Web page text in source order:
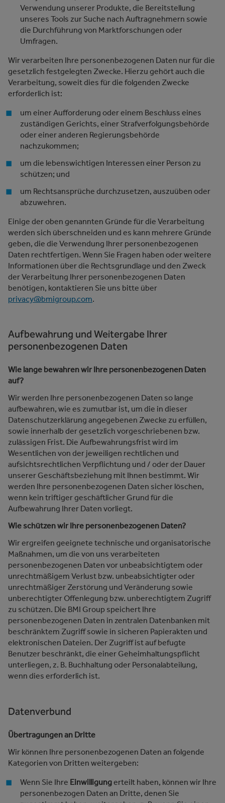
Verwendung unserer Produkte, die Bereitstellung
unseres Tools zur Suche nach Auftragnehmern sowie
die Durchführung von Marktforschungen oder
Umfragen.
Wir verarbeiten Ihre personenbezogenen Daten nur für die
gesetzlich festgelegten Zwecke. Hierzu gehört auch die
Verarbeitung, soweit dies für die folgenden Zwecke
erforderlich ist:
um einer Aufforderung oder einem Beschluss eines
zuständigen Gerichts, einer Strafverfolgungsbehörde
oder einer anderen Regierungsbehörde
nachzukommen;
um die lebenswichtigen Interessen einer Person zu
schützen; und
um Rechtsansprüche durchzusetzen, auszuüben oder
abzuwehren.
Einige der oben genannten Gründe für die Verarbeitung
werden sich überschneiden und es kann mehrere Gründe
geben, die die Verwendung Ihrer personenbezogenen
Daten rechtfertigen. Wenn Sie Fragen haben oder weitere
Informationen über die Rechtsgrundlage und den Zweck
der Verarbeitung Ihrer personenbezogenen Daten
benötigen, kontaktieren Sie uns bitte über
privacy@bmigroup.com.
Aufbewahrung und Weitergabe Ihrer
personenbezogenen Daten
Wie lange bewahren wir Ihre personenbezogenen Daten
auf?
Wir werden Ihre personenbezogenen Daten so lange
aufbewahren, wie es zumutbar ist, um die in dieser
Datenschutzerklärung angegebenen Zwecke zu erfüllen,
sowie innerhalb der gesetzlich vorgeschriebenen bzw.
zulässigen Frist. Die Aufbewahrungsfrist wird im
Wesentlichen von der jeweiligen rechtlichen und
aufsichtsrechtlichen Verpflichtung und / oder der Dauer
unserer Geschäftsbeziehung mit Ihnen bestimmt. Wir
werden Ihre personenbezogenen Daten sicher löschen,
wenn kein triftiger geschäftlicher Grund für die
Aufbewahrung Ihrer Daten vorliegt.
Wie schützen wir Ihre personenbezogenen Daten?
Wir ergreifen geeignete technische und organisatorische
Maßnahmen, um die von uns verarbeiteten
personenbezogenen Daten vor unbeabsichtigtem oder
unrechtmäßigem Verlust bzw. unbeabsichtigter oder
unrechtmäßiger Zerstörung und Veränderung sowie
unberechtigter Offenlegung bzw. unberechtigtem Zugriff
zu schützen. Die BMI Group speichert Ihre
personenbezogenen Daten in zentralen Datenbanken mit
beschränktem Zugriff sowie in sicheren Papierakten und
elektronischen Dateien. Der Zugriff ist auf befugte
Benutzer beschränkt, die einer Geheimhaltungspflicht
unterliegen, z. B. Buchhaltung oder Personalabteilung,
wenn dies erforderlich ist.
Datenverbund
Übertragungen an Dritte
Wir können Ihre personenbezogenen Daten an folgende
Kategorien von Dritten weitergeben:
Wenn Sie Ihre Einwilligungerteilt haben, können wir Ihre
personenbezogen Daten an Dritte, denen Sie